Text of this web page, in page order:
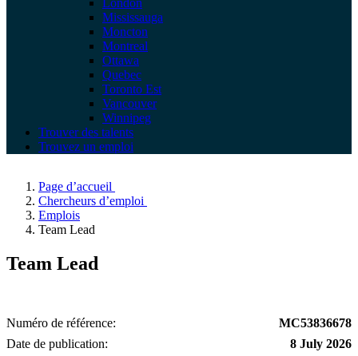
London
Mississauga
Moncton
Montreal
Ottawa
Quebec
Toronto Est
Vancouver
Winnipeg
Trouver des talents
Trouvez un emploi
Page d’accueil
Chercheurs d’emploi
Emplois
Team Lead
Team Lead
Numéro de référence
MC53836678
Date de publication
8 July 2026